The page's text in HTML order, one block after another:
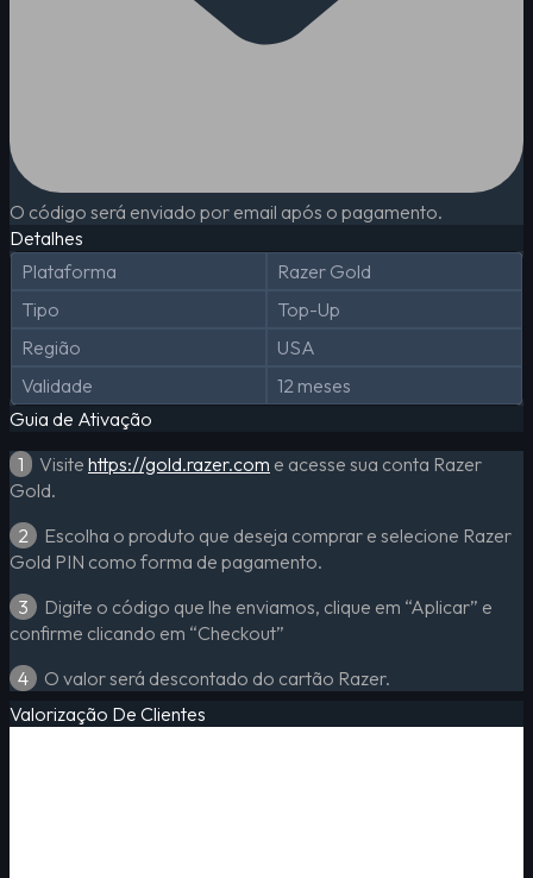
O código será enviado por email após o pagamento.
Detalhes
Plataforma
Razer Gold
Tipo
Top-Up
Região
USA
Validade
12 meses
Guia de Ativação
1
Visite https://gold.razer.com e acesse sua conta Razer
Gold.
2
Escolha o produto que deseja comprar e selecione Razer
Gold PIN como forma de pagamento.
3
Digite o código que lhe enviamos, clique em “Aplicar” e
confirme clicando em “Checkout”
4
O valor será descontado do cartão Razer.
Valorização De Clientes